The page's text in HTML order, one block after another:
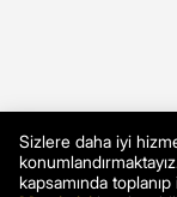
Sizlere daha iyi
kapsamında